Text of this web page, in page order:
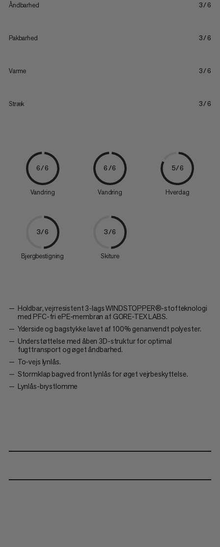
Åndbarhed 3/6
Pakbarhed 3/6
Varme 3/6
Stræk 3/6
6/6
Vandring
6/6
Vandring
5/6
Hverdag
3/6
Bjergbestigning
3/6
Skiture
Holdbar, vejrresistent 3-lags WINDSTOPPER®-stofteknologi
med PFC-fri ePE-membran af GORE-TEX LABS.
Yderside og bagstykke lavet af 100% genanvendt polyester.
Understøttelse med åben 3D-struktur for optimal
fugttransport og øget åndbarhed.
To-vejs lynlås.
Stormklap bagved front lynlås for øget vejrbeskyttelse.
Lynlås-brystlomme